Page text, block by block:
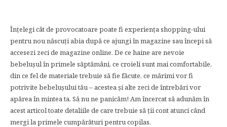
Înțelegi cât de provocatoare poate fi experiența shopping-ului
pentru nou născuți abia după ce ajungi în magazine sau începi să
accesezi zeci de magazine online. De ce haine are nevoie
bebelușul în primele săptămâni, ce croieli sunt mai comfortabile,
din ce fel de materiale trebuie să fie făcute, ce mărimi vor fi
potrivite bebelușului tău – acestea și alte zeci de întrebări vor
apărea în mintea ta. Să nu ne panicăm! Am încercat să adunăm în
acest articol toate detaliile de care trebuie să ții cont atunci când
mergi la primele cumpărături pentru copilas.